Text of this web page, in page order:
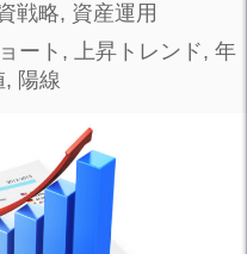
戦略, 資産運用
ート ,上昇トレンド,年
, 陽線